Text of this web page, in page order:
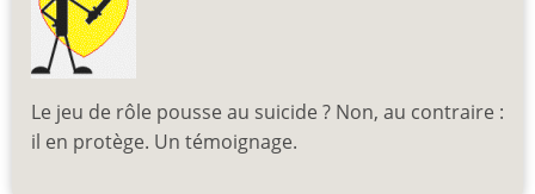
Le jeu de rôle pousse au suicide ? Non, au contraire :
il en protège. Un témoignage.